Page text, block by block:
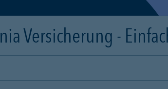
Versicherung -